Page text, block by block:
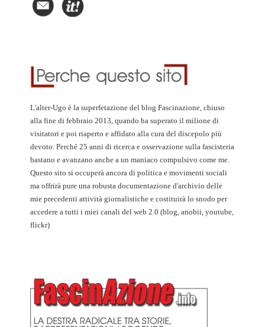
L'alter-Ugo è la superfetazione del blog Fascinazione, chiuso
alla fine di febbraio 2013, quando ha superato il milione di
visitatori e poi riaperto e affidato alla cura del discepolo più
devoto. Perché 25 anni di ricerca e osservazione sulla fascisteria
bastano e avanzano anche a un maniaco compulsivo come me.
Questo sito si occuperà ancora di politica e movimenti sociali
ma offrirà pure una robusta documentazione d'archivio delle
mie precedenti attività giornalistiche e costituirà lo snodo per
accedere a tutti i miei canali del web 2.0 (blog, anobii, youtube,
flickr)